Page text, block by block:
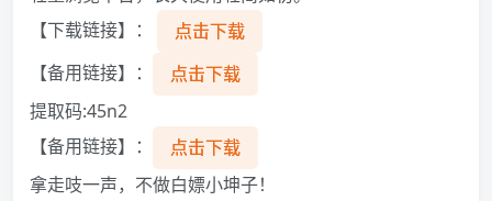
【下载链接】：
点击下载
【备用链接】：
点击下载
提取码:45n2
【备用链接】：
点击下载
拿走吱一声，不做白嫖小坤子！